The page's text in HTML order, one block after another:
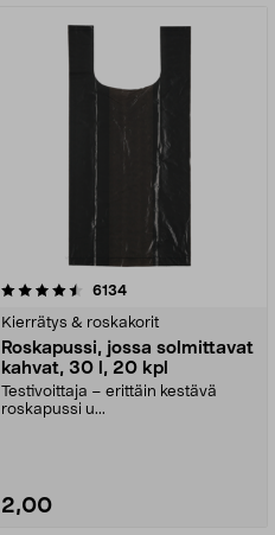
6134arvostelut
Kierrätys & roskakorit
Roskapussi, jossa solmittavat
kahvat, 30 l, 20 kpl
Testivoittaja – erittäin kestävä
roskapussi u...
2,00
4.0 viidestä